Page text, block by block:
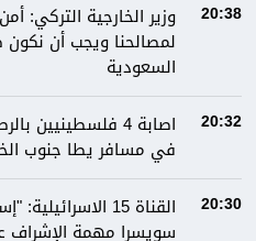
20:38
وزير الخارجية التركي:
لمصالحنا ويجب أن
السعودية
20:32
اصابة 4
في مسافر يطا جنوب
20:30
القناة 15
سويسرا مهمة الإشراف